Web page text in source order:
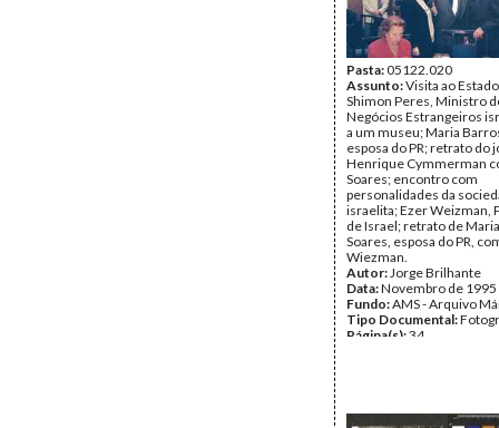
Pasta:05122.020
Assunto:Visita ao
Shimon Peres, Ministro
Negócios Estrangeiros
a um museu; Maria
esposa do PR; retrato do
Henrique Cymmerman
Soares; encontro com
personalidades da
israelita; Ezer Weizman,
de Israel; retrato de
Soares, esposa do PR,
Wiezman.
Autor:Jorge Brilhante
Data:Novembro de 1995
Fundo:AMS - Arquivo
Tipo Documental:
Página(s):34